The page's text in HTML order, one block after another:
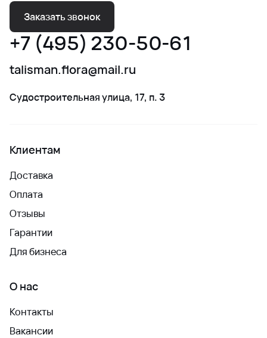
Заказать звонок
+7 (495) 230-50-61
talisman.flora@mail.ru
Судостроительная улица, 17, п. 3
Клиентам
Доставка
Оплата
Отзывы
Гарантии
Для бизнеса
О нас
Контакты
Вакансии